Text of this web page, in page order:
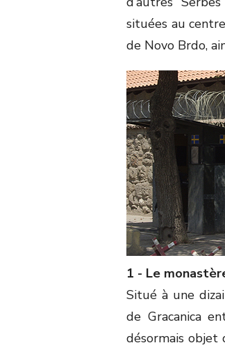
situées au
de Novo Brdo,
1 - Le
Situé à une
de Gracanica
désormais objet